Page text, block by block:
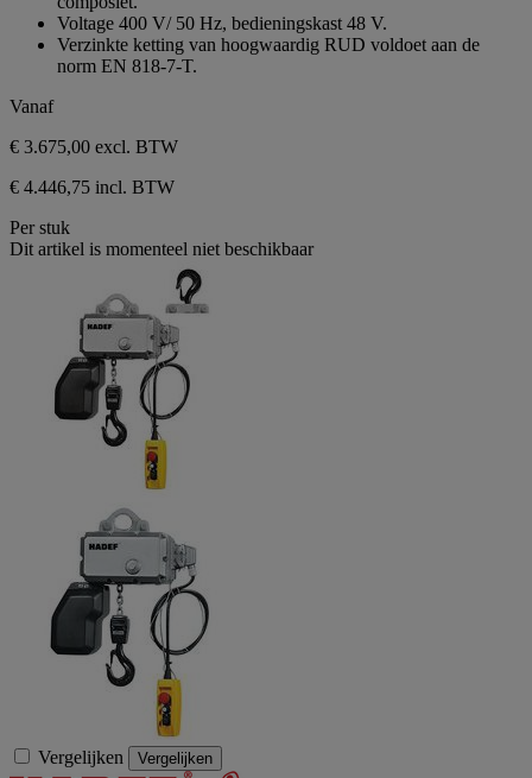
sterren.Voltage 400 V/ 50 Hz, bedieningskast 48 V.
Verzinkte ketting van hoogwaardig RUD voldoet aan de
norm EN 818-7-T.
Vanaf
€ 3.675,00 excl. BTW
€ 4.446,75 incl. BTW
Per stuk
Dit artikel is momenteel niet beschikbaar
Vergelijken Vergelijken